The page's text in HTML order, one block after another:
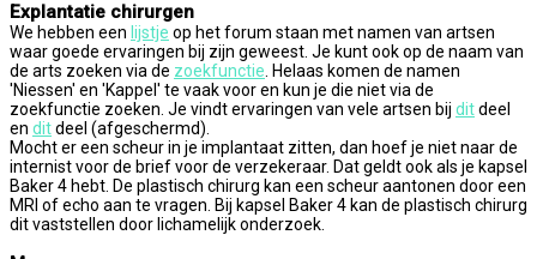
Explantatie chirurgen
We hebben een lijstje op het forum staan met namen van artsen
waar goede ervaringen bij zijn geweest. Je kunt ook op de naam van
de arts zoeken via de zoekfunctie. Helaas komen de namen
'Niessen' en 'Kappel' te vaak voor en kun je die niet via de
zoekfunctie zoeken. Je vindt ervaringen van vele artsen bij ditdeel
en ditdeel (afgeschermd).
Mocht er een scheur in je implantaat zitten, dan hoef je niet naar de
internist voor de brief voor de verzekeraar. Dat geldt ook als je kapsel
Baker 4 hebt. De plastisch chirurg kan een scheur aantonen door een
MRI of echo aan te vragen. Bij kapsel Baker 4 kan de plastisch chirurg
dit vaststellen door lichamelijk onderzoek.